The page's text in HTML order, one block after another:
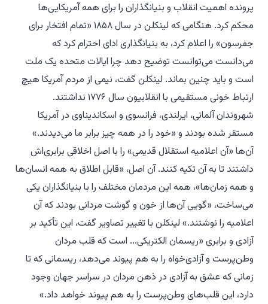
پرونده اهمیت انقلاب و بنیانگذاران را برای همه آمریکایی‌ها
محکم کرد. هنگامی که لینکلن در سال ۱۸۵۸ «تمام افتخار برای
جفرسون» را اعلام کرد، به بنیانگذاری ادای احترام کرد که
می‌دانست می‌توانست توضیح دهد چرا ایالات متحده یک ملت
است و باید چنین بماند. لینکلن گفت، نیمی از مردم آمریکا هیچ
ارتباط خونی مستقیمی با انقلابیون سال ۱۷۷۶ نداشتند.
شهروندان آلمانی، ایرلندی، فرانسوی و اسکاندیناوی در آمریکا
مستقر شده بودند و «خود را در همه چیز برابر ما می‌دیدند.»
آن‌ها «آن اعلامیه استقلال قدیمی» را با اصل اخلاقی برابری‌اش
داشتند تا به آن تکیه کنند. آن اصل، «قابل اطلاق به همه انسان‌ها
و همه زمان‌ها»، همه این مردمان مختلف را با بنیانگذاران یکی
می‌ساخت، «گویی آن‌ها از خون و گوشت مردانی بودند که آن
اعلامیه را نوشتند.» لینکلن با تغییر تصاویر گفت، این تأکید بر
آزادی و برابری «ریسمان الکتریکی... است که قلب مردان
وطن‌پرست و آزادی‌خواه را به هم پیوند می‌دهد، ریسمانی که تا
زمانی که عشق به آزادی در ذهن مردان در سراسر جهان وجود
دارد، این قلب‌های وطن‌پرست را به هم پیوند خواهد داد.»